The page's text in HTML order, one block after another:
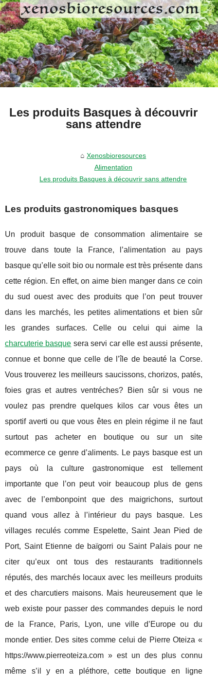
Les produits Basques à découvrir
sans attendre
Xenosbioresources
Alimentation
Les produits Basques à découvrir sans attendre
Les produits gastronomiques basques
Un produit basque de consommation alimentaire se
trouve dans toute la France, l’alimentation au pays
basque qu’elle soit bio ou normale est très présente dans
cette région. En effet, on aime bien manger dans ce coin
du sud ouest avec des produits que l’on peut trouver
dans les marchés, les petites alimentations et bien sûr
les grandes surfaces. Celle ou celui qui aime la
charcuterie basque sera servi car elle est aussi présente,
connue et bonne que celle de l’île de beauté la Corse.
Vous trouverez les meilleurs saucissons, chorizos, patés,
foies gras et autres ventréches? Bien sûr si vous ne
voulez pas prendre quelques kilos car vous êtes un
sportif averti ou que vous êtes en plein régime il ne faut
surtout pas acheter en boutique ou sur un site
ecommerce ce genre d’aliments. Le pays basque est un
pays où la culture gastronomique est tellement
importante que l’on peut voir beaucoup plus de gens
avec de l’embonpoint que des maigrichons, surtout
quand vous allez à l’intérieur du pays basque. Les
villages reculés comme Espelette, Saint Jean Pied de
Port, Saint Etienne de baïgorri ou Saint Palais pour ne
citer qu’eux ont tous des restaurants traditionnels
réputés, des marchés locaux avec les meilleurs produits
et des charcutiers maisons. Mais heureusement que le
web existe pour passer des commandes depuis le nord
de la France, Paris, Lyon, une ville d’Europe ou du
monde entier. Des sites comme celui de Pierre Oteiza «
https://www.pierreoteiza.com » est un des plus connu
même s’il y en a pléthore, cette boutique en ligne